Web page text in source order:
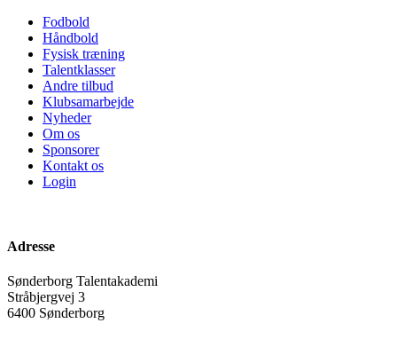
Fodbold
Håndbold
Fysisk træning
Talentklasser
Andre tilbud
Klubsamarbejde
Nyheder
Om os
Sponsorer
Kontakt os
Login
Adresse
Sønderborg Talentakademi
Stråbjergvej 3
6400 Sønderborg